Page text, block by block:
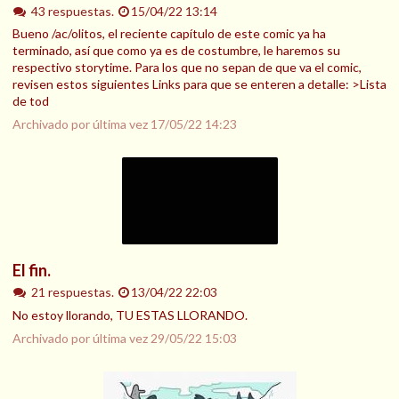
43 respuestas.
15/04/22 13:14
Bueno /ac/olitos, el reciente capítulo de este comic ya ha
terminado, así que como ya es de costumbre, le haremos su
respectivo storytime. Para los que no sepan de que va el comic,
revisen estos siguientes Links para que se enteren a detalle: >Lista
de tod
Archivado por última vez 17/05/22 14:23
El fin.
21 respuestas.
13/04/22 22:03
No estoy llorando, TU ESTAS LLORANDO.
Archivado por última vez 29/05/22 15:03